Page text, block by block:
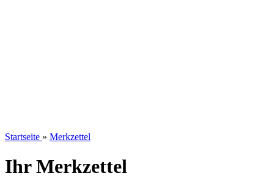
Startseite » Merkzettel
Ihr Merkzettel